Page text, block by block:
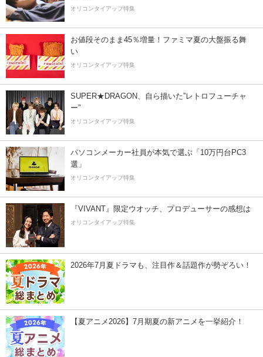
オリコンタイアップ特集
お値段そのまま45％増量！ファミマ夏の大盤振る舞
い
オリコンタイアップ特集
SUPER★DRAGON、自ら描いた”レトロフューチャ
ー”
オリコンタイアップ特集
パソコンメーカー社員が本気で選ぶ「10万円台PC3
選」
オリコンタイアップ特集
『VIVANT』限定ウオッチ、プロデューサーの感想は
オリコンタイアップ特集
2026年7月夏ドラマも、注目作＆話題作が勢ぞろい！
【夏アニメ2026】7月期夏の新アニメを一挙紹介！